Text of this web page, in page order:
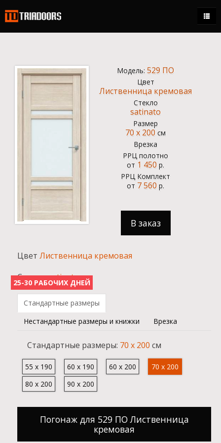
Стать дилером
Контакты
+7 (495) 150-95-21
ежедневно 9:00 - 18:00
25-30 РАБОЧИХ ДНЕЙ
Модель: 529 ПО
Цвет
Лиственница кремовая
Стекло
satinato
Размер
70 x 200 см
Врезка
РРЦ полотно
от 1 450 р.
РРЦ Комплект
от 7 560 р.
В заказ
Цвет Лиственница кремовая
Стекло:satinato
Стандартные размеры
Нестандартные размеры и книжки
Врезка
Cтандартные размеры: 70 x 200 см
55 x 190 60 x 190 60 x 200
70 x 200
80 x 200
90 x 200
Погонаж для 529 ПО Лиственница
кремовая